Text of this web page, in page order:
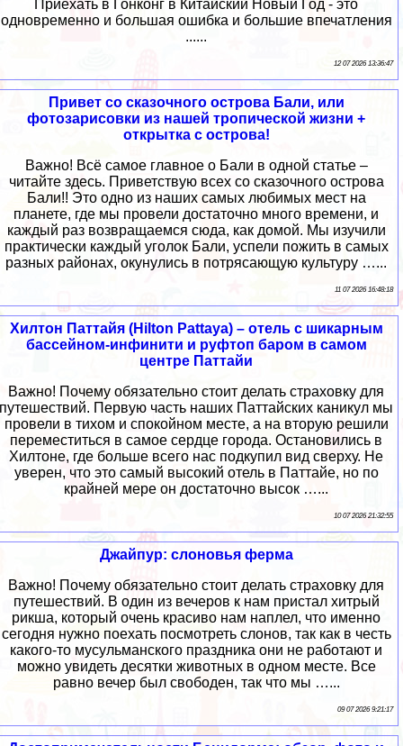
Приехать в Гонконг в Китайский Новый Год - это
одновременно и большая ошибка и большие впечатления
......
12 07 2026 13:36:47
Привет со сказочного острова Бали, или
фотозарисовки из нашей тропической жизни +
открытка с острова!
Важно! Всё самое главное о Бали в одной статье –
читайте здесь. Приветствую всех со сказочного острова
Бали!! Это одно из наших самых любимых мест на
планете, где мы провели достаточно много времени, и
каждый раз возвращаемся сюда, как домой. Мы изучили
практически каждый уголок Бали, успели пожить в самых
разных районах, окунулись в потрясающую культуру …...
11 07 2026 16:48:18
Хилтон Паттайя (Hilton Pattaya) – отель с шикарным
бассейном-инфинити и руфтоп баром в самом
центре Паттайи
Важно! Почему обязательно стоит делать страховку для
путешествий. Первую часть наших Паттайских каникул мы
провели в тихом и спокойном месте, а на вторую решили
переместиться в самое сердце города. Остановились в
Хилтоне, где больше всего нас подкупил вид сверху. Не
уверен, что это самый высокий отель в Паттайе, но по
крайней мере он достаточно высок …...
10 07 2026 21:32:55
Джайпур: слоновья ферма
Важно! Почему обязательно стоит делать страховку для
путешествий. В один из вечеров к нам пристал хитрый
рикша, который очень красиво нам наплел, что именно
сегодня нужно поехать посмотреть слонов, так как в честь
какого-то мусульманского праздника они не работают и
можно увидеть десятки животных в одном месте. Все
равно вечер был свободен, так что мы …...
09 07 2026 9:21:17